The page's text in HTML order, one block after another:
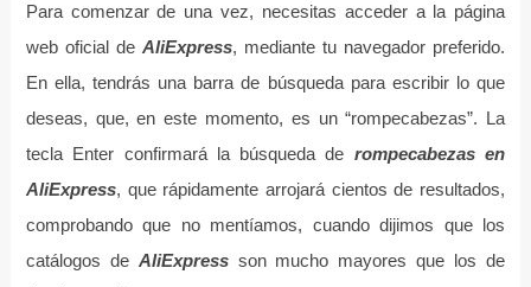
Para comenzar de una vez, necesitas acceder a la página
web oficial de AliExpress, mediante tu navegador preferido.
En ella, tendrás una barra de búsqueda para escribir lo que
deseas, que, en este momento, es un “rompecabezas”. La
tecla Enter confirmará la búsqueda de rompecabezas en
AliExpress, que rápidamente arrojará cientos de resultados,
comprobando que no mentíamos, cuando dijimos que los
catálogos de AliExpressson mucho mayores que los de